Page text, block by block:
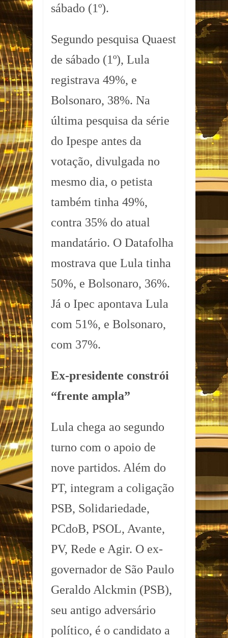
sábado (1º).
Segundo pesquisa Quaest
de sábado (1º), Lula
registrava 49%, e
Bolsonaro, 38%. Na
última pesquisa da série
do Ipespe antes da
votação, divulgada no
mesmo dia, o petista
também tinha 49%,
contra 35% do atual
mandatário. O Datafolha
mostrava que Lula tinha
50%, e Bolsonaro, 36%.
Já o Ipec apontava Lula
com 51%, e Bolsonaro,
com 37%.
Ex-presidente constrói
“frente ampla”
Lula chega ao segundo
turno com o apoio de
nove partidos. Além do
PT, integram a coligação
PSB, Solidariedade,
PCdoB, PSOL, Avante,
PV, Rede e Agir. O ex-
governador de São Paulo
Geraldo Alckmin (PSB),
seu antigo adversário
político, é o candidato a